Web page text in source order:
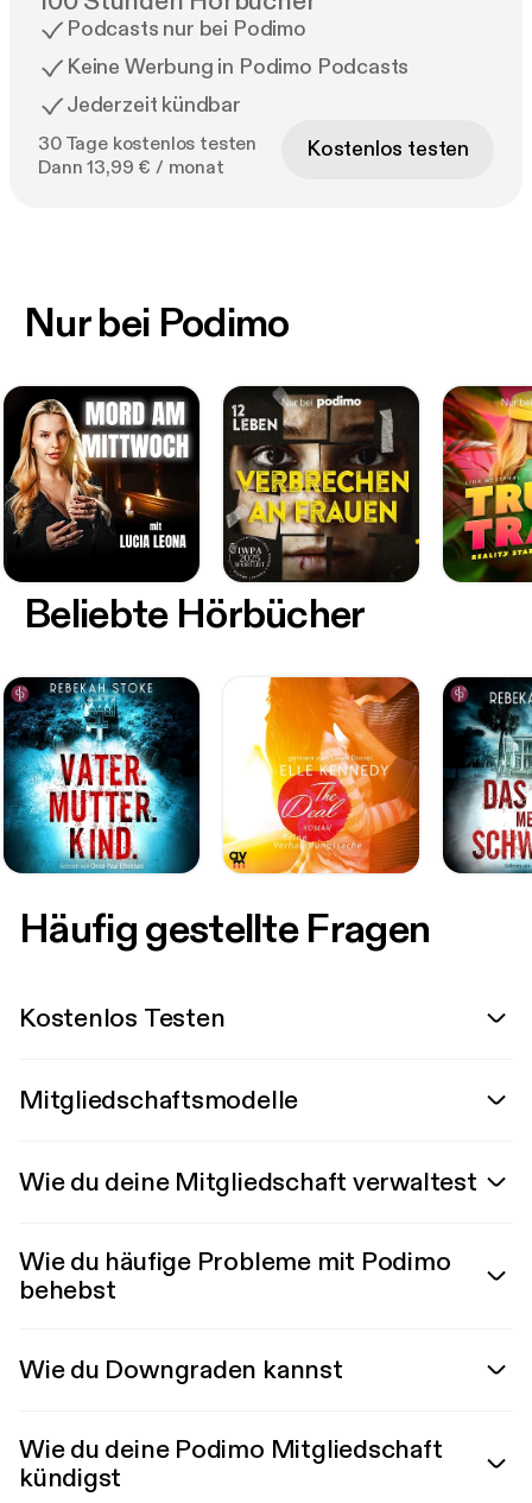
Podcasts nur bei Podimo
Keine Werbung in Podimo Podcasts
Jederzeit kündbar
30 Tage kostenlos testen
Dann 13,99 € / monat
Kostenlos testen
Nur bei Podimo
Beliebte Hörbücher
Häufig gestellte Fragen
Kostenlos Testen
Mitgliedschaftsmodelle
Wie du deine Mitgliedschaft verwaltest
Wie du häufige Probleme mit Podimo
behebst
Wie du Downgraden kannst
Wie du deine Podimo Mitgliedschaft
kündigst